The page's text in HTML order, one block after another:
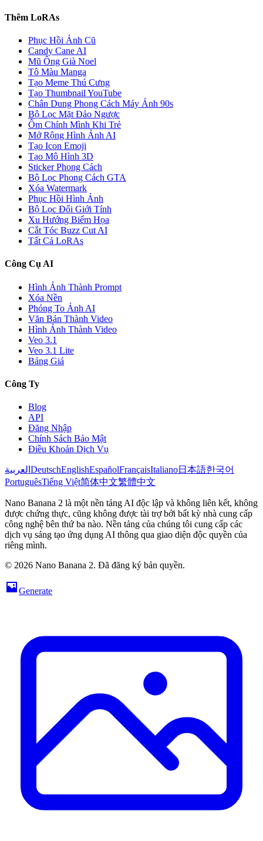
Thêm LoRAs
Phục Hồi Ảnh Cũ
Candy Cane AI
Mũ Ông Già Noel
Tô Màu Manga
Tạo Meme Thú Cưng
Tạo Thumbnail YouTube
Chân Dung Phong Cách Máy Ảnh 90s
Bộ Lọc Mặt Đảo Ngược
Ôm Chính Mình Khi Trẻ
Mở Rộng Hình Ảnh AI
Tạo Icon Emoji
Tạo Mô Hình 3D
Sticker Phong Cách
Bộ Lọc Phong Cách GTA
Xóa Watermark
Phục Hồi Hình Ảnh
Bộ Lọc Đổi Giới Tính
Xu Hướng Biếm Họa
Cắt Tóc Buzz Cut AI
Tất Cả LoRAs
Công Cụ AI
Hình Ảnh Thành Prompt
Xóa Nền
Phóng To Ảnh AI
Văn Bản Thành Video
Hình Ảnh Thành Video
Veo 3.1
Veo 3.1 Lite
Bảng Giá
Công Ty
Blog
API
Đăng Nhập
Chính Sách Bảo Mật
Điều Khoản Dịch Vụ
العربية DeutschEnglishEspañolFrançaisItaliano日本語한국어
PortuguêsTiếng Việt简体中文繁體中文
Nano Banana 2 là một nền tảng AI độc lập và không liên kết, không
được chứng thực, cũng không được tài trợ bởi bất kỳ nhà cung cấp
công nghệ bên thứ ba nào. Nền tảng của chúng tôi cung cấp các
dịch vụ sáng tạo ứng dụng AI thông qua giao diện độc quyền của
riêng mình.
© 2026 Nano Banana 2. Đã đăng ký bản quyền.
Generate